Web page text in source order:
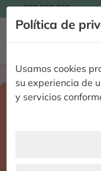
Política de
Usamos cookies
su experiencia de
y servicios
935 955 525

Home
Select